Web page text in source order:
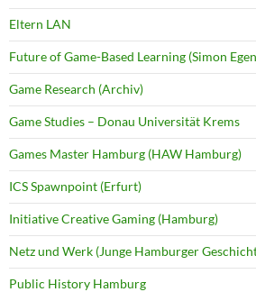
Eltern LAN
Future of Game-Based Learning (Simon
Game Research (Archiv)
Game Studies – Donau Universität Krems
Games Master Hamburg (HAW Hamburg)
ICS Spawnpoint (Erfurt)
Initiative Creative Gaming (Hamburg)
Netz und Werk (Junge Hamburger
Public History Hamburg